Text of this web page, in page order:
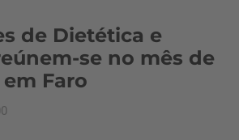
de Dietética e
se no mês de
Faro